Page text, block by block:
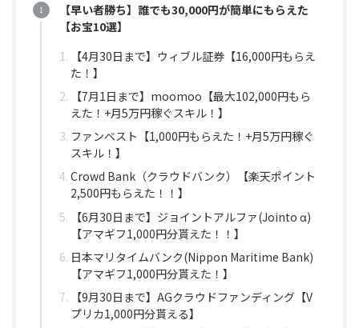
【早い者勝ち】誰でも30,000円が簡単にもらえた
【お宝10選】
【4月30日まで】ウィブル証券【16,000円もらえ
た！】
【7月1日まで】moomoo【最大102,000円もら
えた！+月5万円稼ぐスキル！】
ファンベスト【1,000円もらえた！+月5万円稼ぐ
スキル！】
Crowd Bank（クラウドバンク）【楽天ポイント
2,500円もらえた！！】
【6月30日まで】ジョイントアルファ(Jointo α)
【アマギフ1,000円分貰えた！！】
日本マリタイムバンク(Nippon Maritime Bank)
【アマギフ1,000円分貰えた！】
【9月30日まで】AGクラウドファンディング【V
プリカ1,000円分貰える】